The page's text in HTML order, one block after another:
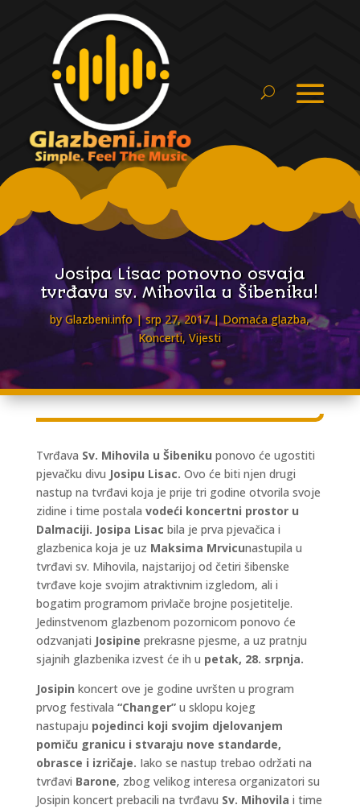
Josipa Lisac ponovno osvaja
tvrđavu sv. Mihovila u Šibeniku!
byGlazbeni.info srp 27, 2017 Domaća glazba,
Koncerti,Vijesti
Tvrđava Sv. Mihovila u Šibeniku ponovo će ugostiti
pjevačku divu Josipu Lisac. Ovo će biti njen drugi
nastup na tvrđavi koja je prije tri godine otvorila svoje
zidine i time postala vodeći koncertni prostor u
Dalmaciji. Josipa Lisac bila je prva pjevačica i
glazbenica koja je uz Maksima Mrvicunastupila u
tvrđavi sv. Mihovila, najstarijoj od četiri šibenske
tvrđave koje svojim atraktivnim izgledom, ali i
bogatim programom privlače brojne posjetitelje.
Jedinstvenom glazbenom pozornicom ponovo će
odzvanjati Josipine prekrasne pjesme, a uz pratnju
sjajnih glazbenika izvest će ih u petak, 28. srpnja.
Josipin koncert ove je godine uvršten u program
prvog festivala “Changer”u sklopu kojeg
nastupaju pojedinci koji svojim djelovanjem
pomiču granicu i stvaraju nove standarde,
obrasce i izričaje. Iako se nastup trebao održati na
tvrđavi Barone, zbog velikog interesa organizatori su
Josipin koncert prebacili na tvrđavu Sv. Mihovila i time